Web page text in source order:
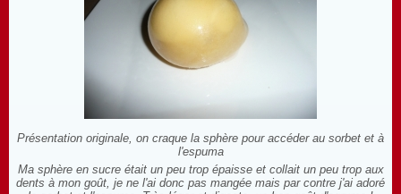
Présentation originale, on craque la sphère pour accéder au sorbet et à
l'espuma
Ma sphère en sucre était un peu trop épaisse et collait un peu trop aux
dents à mon goût, je ne l'ai donc pas mangée mais par contre j'ai adoré